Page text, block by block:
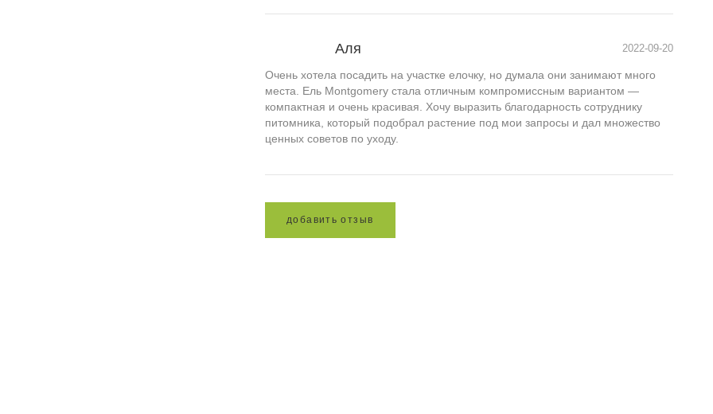
Аля 2022-09-20
Очень хотела посадить на участке елочку, но думала они занимают много
места. Ель Montgomery стала отличным компромиссным вариантом —
компактная и очень красивая. Хочу выразить благодарность сотруднику
питомника, который подобрал растение под мои запросы и дал множество
ценных советов по уходу.
до бавить о тз ыв